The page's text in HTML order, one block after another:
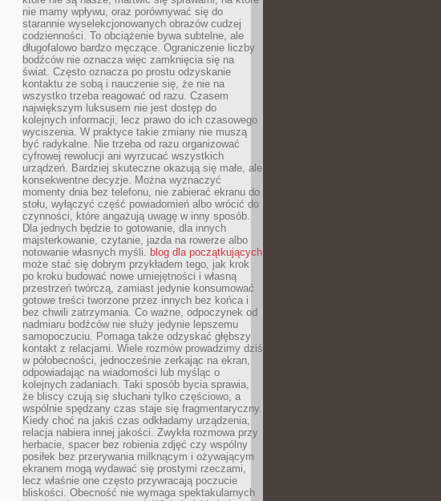
nie mamy wpływu, oraz porównywać się do
starannie wyselekcjonowanych obrazów cudzej
codzienności. To obciążenie bywa subtelne, ale
długofalowo bardzo męczące. Ograniczenie liczby
bodźców nie oznacza więc zamknięcia się na
świat. Często oznacza po prostu odzyskanie
kontaktu ze sobą i nauczenie się, że nie na
wszystko trzeba reagować od razu. Czasem
największym luksusem nie jest dostęp do
kolejnych informacji, lecz prawo do ich czasowego
wyciszenia. W praktyce takie zmiany nie muszą
być radykalne. Nie trzeba od razu organizować
cyfrowej rewolucji ani wyrzucać wszystkich
urządzeń. Bardziej skuteczne okazują się małe, ale
konsekwentne decyzje. Można wyznaczyć
momenty dnia bez telefonu, nie zabierać ekranu do
stołu, wyłączyć część powiadomień albo wrócić do
czynności, które angażują uwagę w inny sposób.
Dla jednych będzie to gotowanie, dla innych
majsterkowanie, czytanie, jazda na rowerze albo
notowanie własnych myśli. blog dla początkujących
może stać się dobrym przykładem tego, jak krok
po kroku budować nowe umiejętności i własną
przestrzeń twórczą, zamiast jedynie konsumować
gotowe treści tworzone przez innych bez końca i
bez chwili zatrzymania. Co ważne, odpoczynek od
nadmiaru bodźców nie służy jedynie lepszemu
samopoczuciu. Pomaga także odzyskać głębszy
kontakt z relacjami. Wiele rozmów prowadzimy dziś
w półobecności, jednocześnie zerkając na ekran,
odpowiadając na wiadomości lub myśląc o
kolejnych zadaniach. Taki sposób bycia sprawia,
że bliscy czują się słuchani tylko częściowo, a
wspólnie spędzany czas staje się fragmentaryczny.
Kiedy choć na jakiś czas odkładamy urządzenia,
relacja nabiera innej jakości. Zwykła rozmowa przy
herbacie, spacer bez robienia zdjęć czy wspólny
posiłek bez przerywania milknącym i ożywającym
ekranem mogą wydawać się prostymi rzeczami,
lecz właśnie one często przywracają poczucie
bliskości. Obecność nie wymaga spektakularnych